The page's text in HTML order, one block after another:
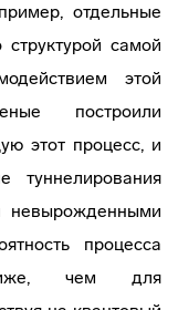
отдельные
самой
этой
построили
этот процесс, и
туннелирования
невырожденными
процесса
ниже, чем для